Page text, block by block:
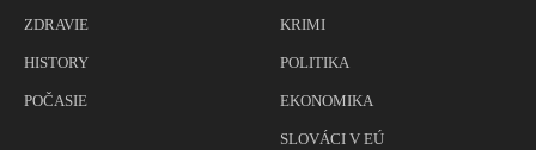
ZDRAVIE
HISTORY
POČASIE
KRIMI
POLITIKA
EKONOMIKA
SLOVÁCI V EÚ